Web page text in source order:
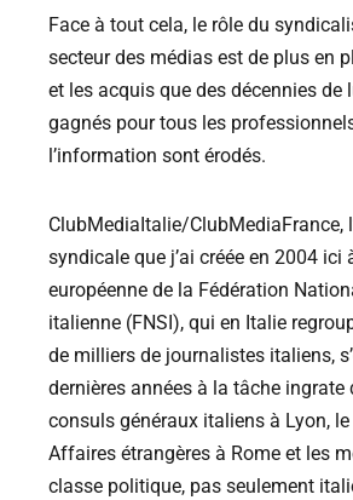
Face à tout cela, le rôle du
secteur des médias est de plus en
et les acquis que des décennies de
gagnés pour tous les
l’information sont érodés.
ClubMediaItalie/ClubMediaFrance,
syndicale que j’ai créée en 2004 ici
européenne de la Fédération
italienne (FNSI), qui en Italie
de milliers de journalistes italiens,
dernières années à la tâche ingrate
consuls généraux italiens à Lyon,
Affaires étrangères à Rome et les
classe politique, pas seulement